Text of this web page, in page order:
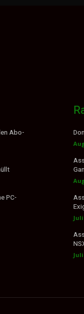
Abo-
PC-
Juli
Juli